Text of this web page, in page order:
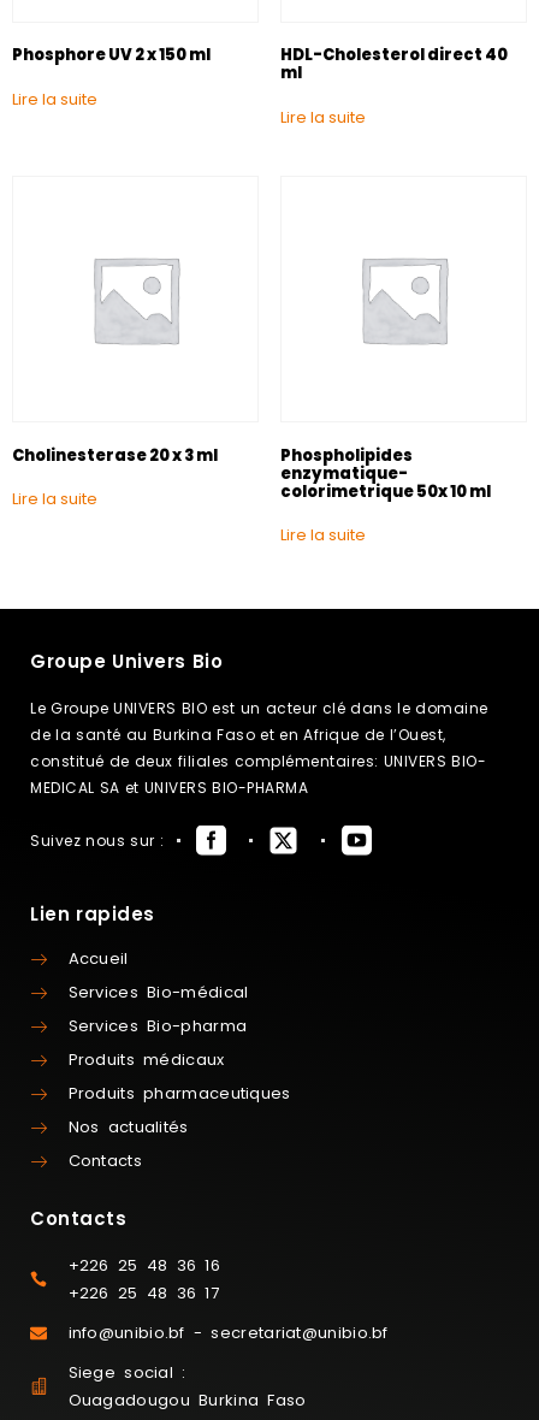
Phosphore UV 2 x 150 ml
Lire la suite
HDL-Cholesterol direct 40
ml
Lire la suite
Cholinesterase 20 x 3 ml
Lire la suite
Phospholipides
enzymatique-
colorimetrique 50x 10 ml
Lire la suite
Groupe Univers Bio
Le Groupe UNIVERS BIO est un acteur clé dans le domaine
de la santé au Burkina Faso et en Afrique de l’Ouest,
constitué de deux filiales complémentaires: UNIVERS BIO-
MEDICAL SA et UNIVERS BIO-PHARMA
Suivez nous sur :
Lien rapides
Accueil
Services Bio-médical
Services Bio-pharma
Produits médicaux
Produits pharmaceutiques
Nos actualités
Contacts
Contacts
+226 25 48 36 16
+226 25 48 36 17
info@unibio.bf - secretariat@unibio.bf
Siege social :
Ouagadougou Burkina Faso